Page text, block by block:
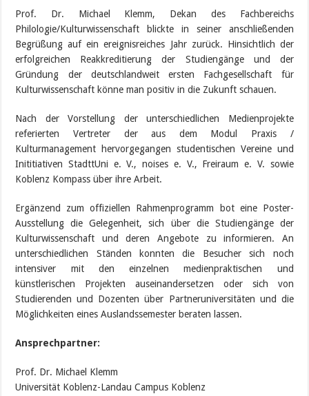
Prof. Dr. Michael Klemm, Dekan des Fachbereichs
Philologie/Kulturwissenschaft blickte in seiner anschließenden
Begrüßung auf ein ereignisreiches Jahr zurück. Hinsichtlich der
erfolgreichen Reakkreditierung der Studiengänge und der
Gründung der deutschlandweit ersten Fachgesellschaft für
Kulturwissenschaft könne man positiv in die Zukunft schauen.
Nach der Vorstellung der unterschiedlichen Medienprojekte
referierten Vertreter der aus dem Modul Praxis /
Kulturmanagement hervorgegangen studentischen Vereine und
Inititiativen StadttUni e. V., noises e. V., Freiraum e. V. sowie
Koblenz Kompass über ihre Arbeit.
Ergänzend zum offiziellen Rahmenprogramm bot eine Poster-
Ausstellung die Gelegenheit, sich über die Studiengänge der
Kulturwissenschaft und deren Angebote zu informieren. An
unterschiedlichen Ständen konnten die Besucher sich noch
intensiver mit den einzelnen medienpraktischen und
künstlerischen Projekten auseinandersetzen oder sich von
Studierenden und Dozenten über Partneruniversitäten und die
Möglichkeiten eines Auslandssemester beraten lassen.
Ansprechpartner:
Prof. Dr. Michael Klemm
Universität Koblenz-Landau Campus Koblenz